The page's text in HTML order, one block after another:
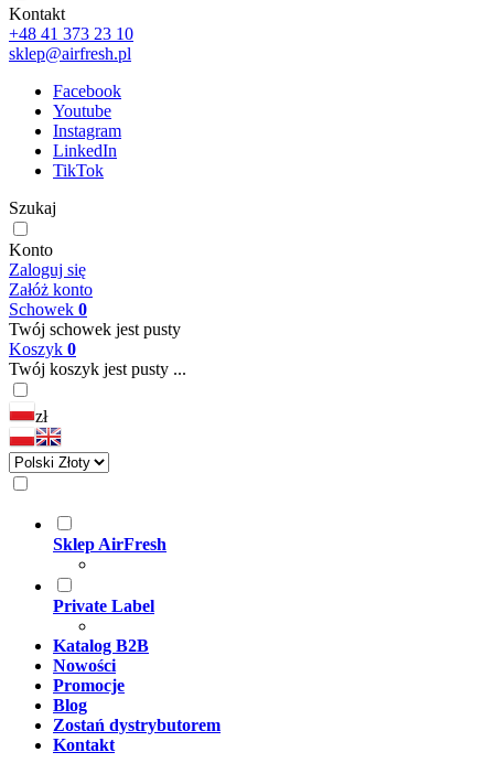
Kontakt
+48 41 373 23 10
sklep@airfresh.pl
Facebook
Youtube
Instagram
LinkedIn
TikTok
Szukaj
Konto
Zaloguj się
Załóż konto
Schowek 0
Twój schowek jest pusty
Koszyk 0
Twój koszyk jest pusty ...
zł
Sklep AirFresh
Private Label
Katalog B2B
Nowości
Promocje
Blog
Zostań dystrybutorem
Kontakt